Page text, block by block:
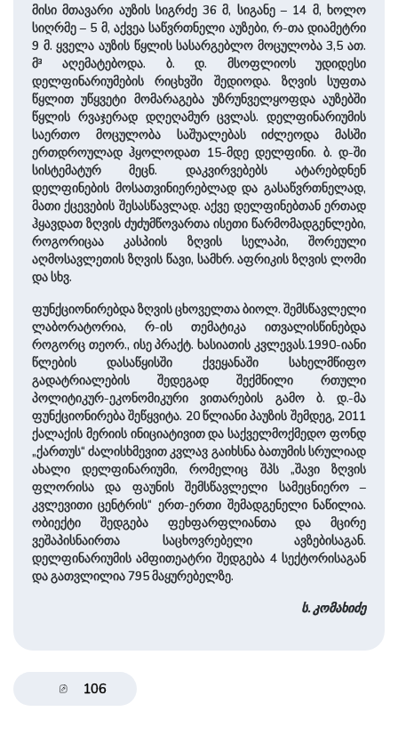
მისი მთავარი აუზის სიგრძე 36 მ, სიგანე – 14 მ, ხოლო
სიღრმე – 5 მ, აქვეა საწვრთნელი აუზები, რ-თა დიამეტრი
9 მ. ყველა აუზის წყლის სასარგებლო მოცულობა 3,5 ათ.
მ³ აღემატებოდა. ბ. დ. მსოფლიოს უდიდესი
დელფინარიუმების რიცხვში შედიოდა. ზღვის სუფთა
წყლით უწყვეტი მომარაგება უზრუნველყოფდა აუზებში
წყლის რვაჯერად დღეღამურ ცვლას. დელფინარიუმის
საერთო მოცულობა საშუალებას იძლეოდა მასში
ერთდროულად ჰყოლოდათ 15-მდე დელფინი. ბ. დ-ში
სისტემატურ მეცნ. დაკვირვებებს ატარებდნენ
დელფინების მოსათვინიერებლად და გასაწვრთნელად,
მათი ქცევების შესასწავლად. აქვე დელფინებთან ერთად
ჰყავდათ ზღვის ძუძუმწოვართა ისეთი წარმომადგენლები,
როგორიცაა კასპიის ზღვის სელაპი, შორეული
აღმოსავლეთის ზღვის წავი, სამხრ. აფრიკის ზღვის ლომი
და სხვ.
ფუნქციონირებდა ზღვის ცხოველთა ბიოლ. შემსწავლელი
ლაბორატორია, რ-ის თემატიკა ითვალისწინებდა
როგორც თეორ., ისე პრაქტ. ხასიათის კვლევას.1990-იანი
წლების დასაწყისში ქვეყანაში სახელმწიფო
გადატრიალების შედეგად შექმნილი რთული
პოლიტიკურ-ეკონომიკური ვითარების გამო ბ. დ.-მა
ფუნქციონირება შეწყვიტა. 20 წლიანი პაუზის შემდეგ, 2011
ქალაქის მერიის ინიციატივით და საქველმოქმედო ფონდ
„ქართუს“ ძალისხმევით კვლავ გაიხსნა ბათუმის სრულიად
ახალი დელფინარიუმი, რომელიც შპს „შავი ზღვის
ფლორისა და ფაუნის შემსწავლელი სამეცნიერო –
კვლევითი ცენტრის“ ერთ-ერთი შემადგენელი ნაწილია.
ობიექტი შედგება ფეხფარფლიანთა და მცირე
ვეშაპისნაირთა საცხოვრებელი ავზებისაგან.
დელფინარიუმის ამფითეატრი შედგება 4 სექტორისაგან
და გათვლილია 795 მაყურებელზე.
ს. კომახიძე
106